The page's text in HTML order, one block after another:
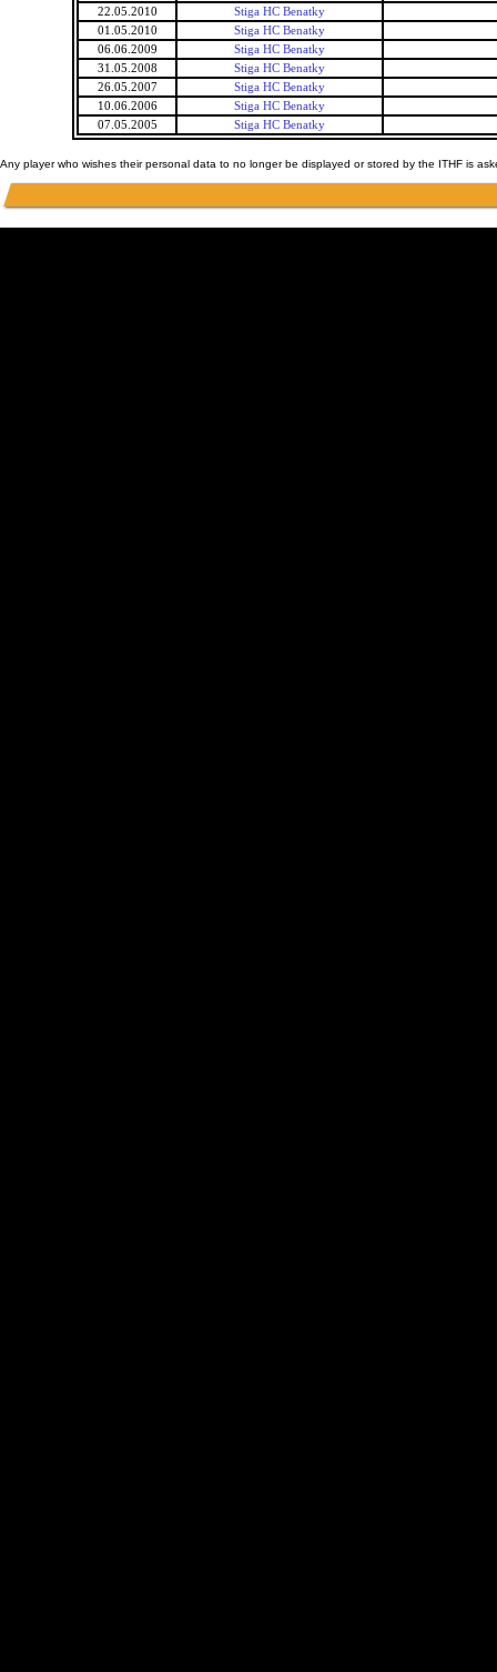
22.05.2010
Stiga HC Benatky
01.05.2010
Stiga HC Benatky
06.06.2009
Stiga HC Benatky
31.05.2008
Stiga HC Benatky
26.05.2007
Stiga HC Benatky
10.06.2006
Stiga HC Benatky
07.05.2005
Stiga HC Benatky
Any player who wishes their personal data to no longer be displayed or stored by the ITHF is